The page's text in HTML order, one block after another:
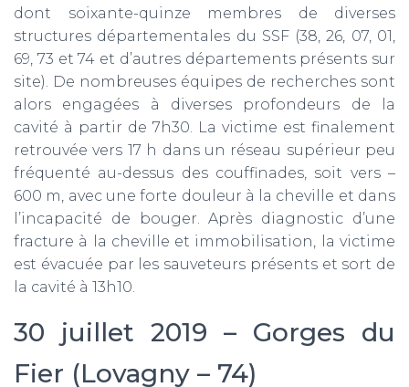
dont soixante-quinze membres de diverses
structures départementales du SSF (38, 26, 07, 01,
69, 73 et 74 et d’autres départements présents sur
site). De nombreuses équipes de recherches sont
alors engagées à diverses profondeurs de la
cavité à partir de 7h30. La victime est finalement
retrouvée vers 17 h dans un réseau supérieur peu
fréquenté au-dessus des couffinades, soit vers –
600 m, avec une forte douleur à la cheville et dans
l’incapacité de bouger. Après diagnostic d’une
fracture à la cheville et immobilisation, la victime
est évacuée par les sauveteurs présents et sort de
la cavité à 13h10.
30 juillet 2019 – Gorges du
Fier (Lovagny – 74)